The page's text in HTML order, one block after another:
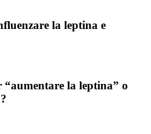
la leptina e
la leptina” o